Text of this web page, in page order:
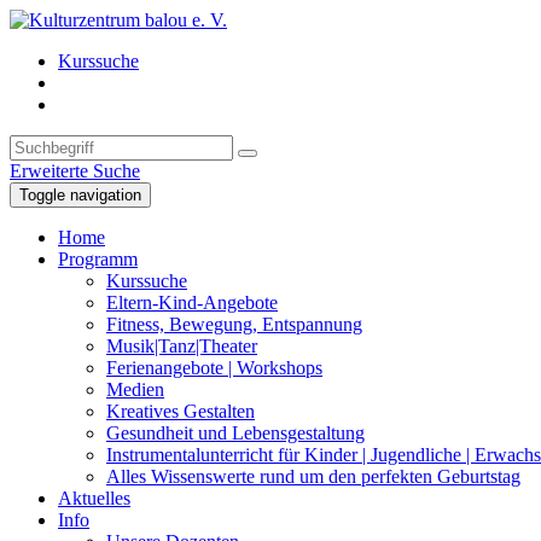
Kurssuche
Erweiterte Suche
Toggle navigation
Home
Programm
Kurssuche
Eltern-Kind-Angebote
Fitness, Bewegung, Entspannung
Musik|Tanz|Theater
Ferienangebote | Workshops
Medien
Kreatives Gestalten
Gesundheit und Lebensgestaltung
Instrumentalunterricht für Kinder | Jugendliche |
Alles Wissenswerte rund um den perfekten Geburtstag
Aktuelles
Info